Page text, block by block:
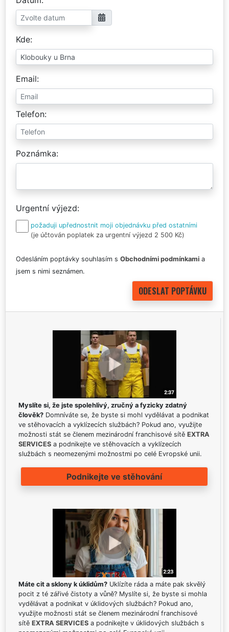
Kde
Email
Telefon
Poznámka
Urgentní výjezd
požaduji upřednostnit moji objednávku před ostatními
(je účtován poplatek za urgentní výjezd 2 500 Kč)
Odesláním poptávky souhlasím s Obchodními podmínkami a
jsem s nimi seznámen.
Myslíte si, že jste spolehlivý, zručný a fyzicky zdatný
člověk? Domníváte se, že byste si mohl vydělávat a podnikat
ve stěhovacích a vyklízecích službách? Pokud ano, využijte
možnosti stát se členem mezinárodní franchisové sítě EXTRA
SERVICES a podnikejte ve stěhovacích a vyklízecích
službách s neomezenými možnostmi po celé Evropské unii.
Podnikejte ve stěhování
Máte cit a sklony k úklidům? Uklízíte ráda a máte pak skvělý
pocit z té zářivé čistoty a vůně? Myslíte si, že byste si mohla
vydělávat a podnikat v úklidových službách? Pokud ano,
využijte možnosti stát se členem mezinárodní franchisové
sítě EXTRA SERVICES a podnikejte v úklidových službách s